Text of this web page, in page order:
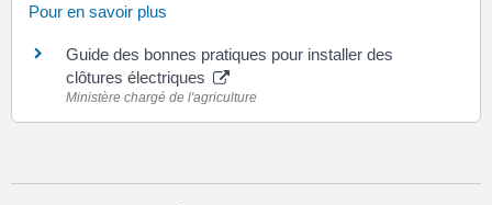
Pour en savoir plus
Guide des bonnes pratiques pour installer des
clôtures électriques
Ministère chargé de l'agriculture